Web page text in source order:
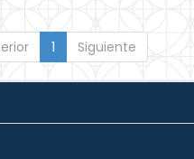
1 Siguiente